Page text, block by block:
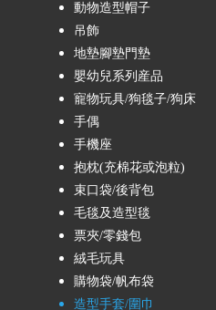
動物造型帽子
吊飾
地墊腳墊門墊
嬰幼兒系列産品
寵物玩具/狗毯子/狗床
手偶
手機座
抱枕(充棉花或泡粒)
束口袋/後背包
毛毯及造型毯
票夾/零錢包
絨毛玩具
購物袋/帆布袋
造型手套/圍巾